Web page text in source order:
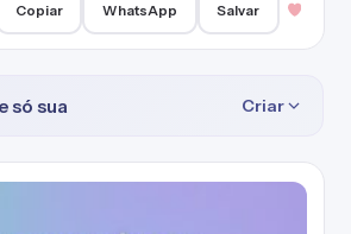
Copiar WhatsApp Salvar
só sua Criar